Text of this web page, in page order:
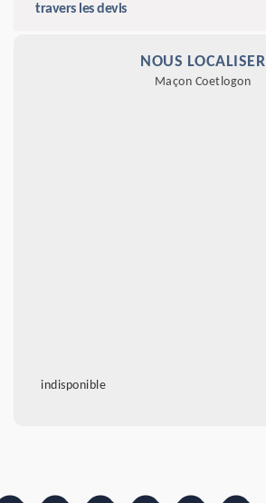
travers les devis
NOUS LOCALISER
Maçon Coetlogon
indisponible